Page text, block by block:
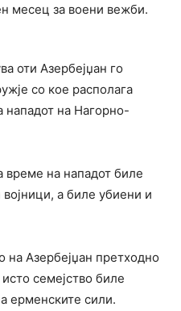
месец за воени вежби.
оти Азербејџан го
со кое располага
нападот на Нагорно-
време на нападот биле
а биле убиени и
на Азербејџан претходно
семејство биле
ерменските сили.